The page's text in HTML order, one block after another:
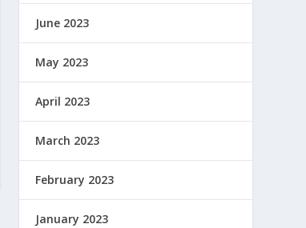
June 2023
May 2023
April 2023
March 2023
February 2023
January 2023